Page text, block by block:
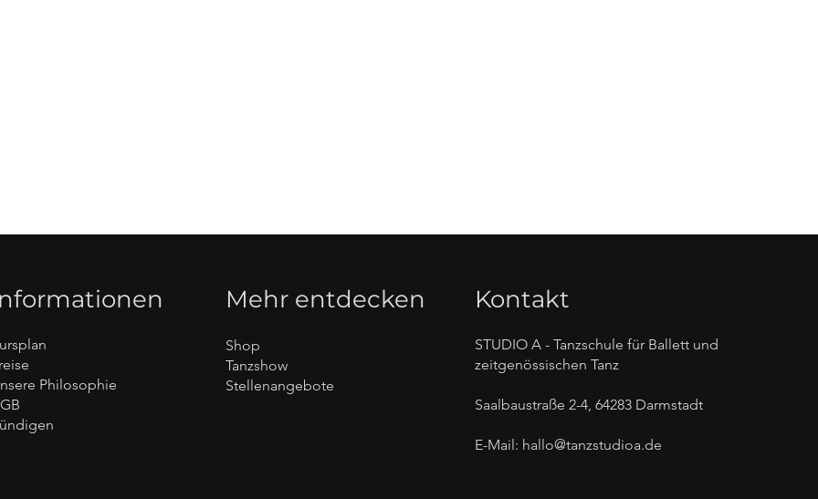
Philosophie
Mehr entdecken
Shop
Tanzshow
Stellenangebote
Kontakt
STUDIO A - Tanzschule für Ballett und
zeitgenössischen Tanz
Saalbaustraße 2-4, 64283 Darmstadt
E-Mail: hallo@tanzstudioa.de